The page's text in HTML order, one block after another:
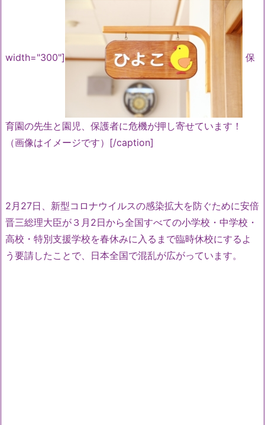
width="300"] 保
育園の先生と園児、保護者に危機が押し寄せています！
（画像はイメージです）[/caption]
2月27日、新型コロナウイルスの感染拡大を防ぐために安倍
晋三総理大臣が３月2日から全国すべての小学校・中学校・
高校・特別支援学校を春休みに入るまで臨時休校にするよ
う要請したことで、日本全国で混乱が広がっています。